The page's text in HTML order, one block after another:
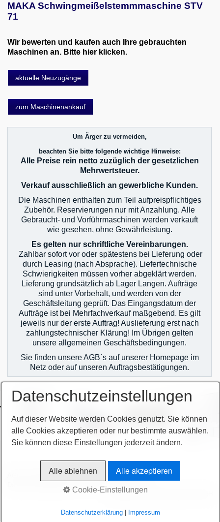
MAKA Schwingmeißelstemmmaschine STV
71
Wir bewerten und kaufen auch Ihre gebrauchten
Maschinen an. Bitte hier klicken.
aktuelle Neuzugänge
zum Maschinenankauf
Um Ärger zu vermeiden,
beachten Sie bitte folgende wichtige Hinweise:
Alle Preise rein netto zuzüglich der gesetzlichen
Mehrwertsteuer.
Verkauf ausschließlich an gewerbliche Kunden.
Die Maschinen enthalten zum Teil aufpreispflichtiges
Zubehör. Reservierungen nur mit Anzahlung. Alle
Gebraucht- und Vorführmaschinen werden verkauft
wie gesehen, ohne Gewährleistung.
Es gelten nur schriftliche Vereinbarungen.
Zahlbar sofort vor oder spätestens bei Lieferung oder
durch Leasing (nach Absprache). Liefertechnische
Schwierigkeiten müssen vorher abgeklärt werden.
Lieferung grundsätzlich ab Lager Langen. Aufträge
sind unter Vorbehalt, und werden von der
Geschäftsleitung geprüft. Das Eingangsdatum der
Aufträge ist bei Mehrfachverkauf maßgebend. Es gilt
jeweils nur der erste Auftrag! Auslieferung erst nach
zahlungstechnischer Klärung! Im Übrigen gelten
unsere allgemeinen Geschäftsbedingungen.
Sie finden unsere AGB`s auf unserer Homepage im
Netz oder auf unseren Auftragsbestätigungen.
Bitte beachten! Impressum
Sitemap intern
Datenschutzerklärung
intern
© 2026 höchsmann-maschinen GmbH
Datenschutzeinstellungen
Auf dieser Website werden Cookies genutzt. Sie können
alle Cookies akzeptieren oder nur bestimmte auswählen.
Sie können diese Einstellungen jederzeit ändern.
Alle ablehnen Alle akzeptieren
Cookie-Einstellungen
Datenschutzerklärung Impressum